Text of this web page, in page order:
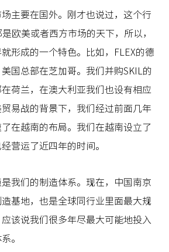
主要在国外。刚才也说过，这个行
欧美或者西方市场的天下，所以，
形成的一个特色。比如，FLEX的德
国总部在芝加哥。我们并购SKIL的
荷兰，在澳大利亚我们也设有相应
易战的背景下，我们经过前面几年
在越南的布局。我们在越南设立了
营运了近四年的时间。
我们的制造体系。现在，中国南京
基地，也是全球同行业里面最大规
该说我们很多年尽最大可能地投入
。